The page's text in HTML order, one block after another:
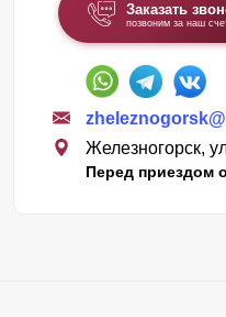
Заказать
позвоним за наш
Железногорск,
Перед приездом